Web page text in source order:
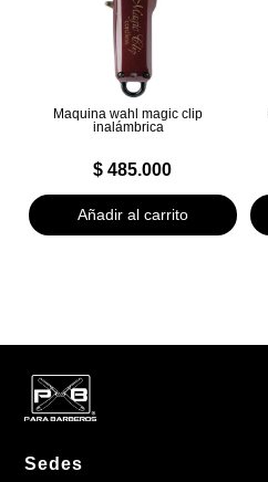
Maquina wahl magic clip
inalámbrica
$ 485.000
Añadir al carrito
Sedes